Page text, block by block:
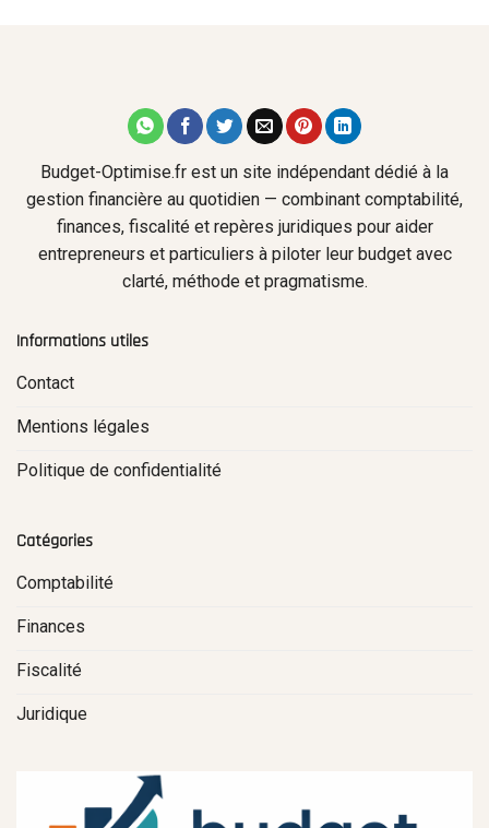
Budget-Optimise.fr est un site indépendant dédié à la
gestion financière au quotidien — combinant comptabilité,
finances, fiscalité et repères juridiques pour aider
entrepreneurs et particuliers à piloter leur budget avec
clarté, méthode et pragmatisme.
Informations utiles
Contact
Mentions légales
Politique de confidentialité
Catégories
Comptabilité
Finances
Fiscalité
Juridique